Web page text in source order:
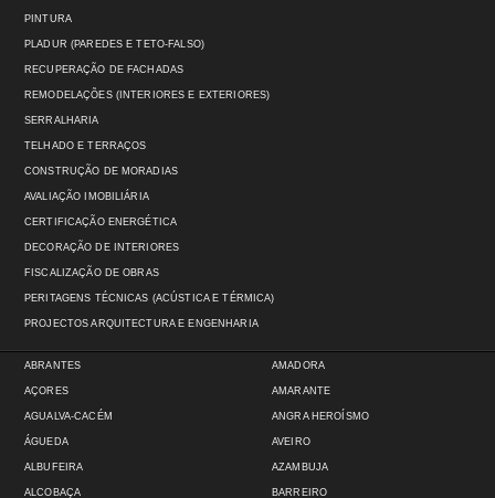
PINTURA
PLADUR (PAREDES E TETO-FALSO)
RECUPERAÇÃO DE FACHADAS
REMODELAÇÕES (INTERIORES E EXTERIORES)
SERRALHARIA
TELHADO E TERRAÇOS
CONSTRUÇÃO DE MORADIAS
AVALIAÇÃO IMOBILIÁRIA
CERTIFICAÇÃO ENERGÉTICA
DECORAÇÃO DE INTERIORES
FISCALIZAÇÃO DE OBRAS
PERITAGENS TÉCNICAS (ACÚSTICA E TÉRMICA)
PROJECTOS ARQUITECTURA E ENGENHARIA
ABRANTES
AÇORES
AGUALVA-CACÉM
ÁGUEDA
ALBUFEIRA
ALCOBAÇA
AMADORA
AMARANTE
ANGRA HEROÍSMO
AVEIRO
AZAMBUJA
BARREIRO